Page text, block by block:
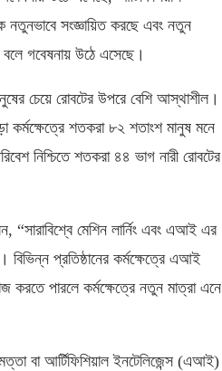
নতুনভাবে সংজ্ঞায়িত করছে এবং নতুন
গবেষনায় উঠে এসেছে।
চেয়ে রোবটের উপরে বেশি আস্থাশীল।
কর্মক্ষেত্রে শতকরা ৮২ শতাংশ মানুষ মনে
নিশ্চিতে শতকরা ৪৪ ভাগ নারী রোবটের
“সারাবিশ্বে মেশিন লার্নিং এবং এআই এর
প্রতিষ্ঠানের কর্মক্ষেত্রে এআই
পারলে কর্মক্ষেত্রে নতুন মাত্রা এনে
বা আর্টিফিশিয়াল ইনটেলিজেন্স (এআই)